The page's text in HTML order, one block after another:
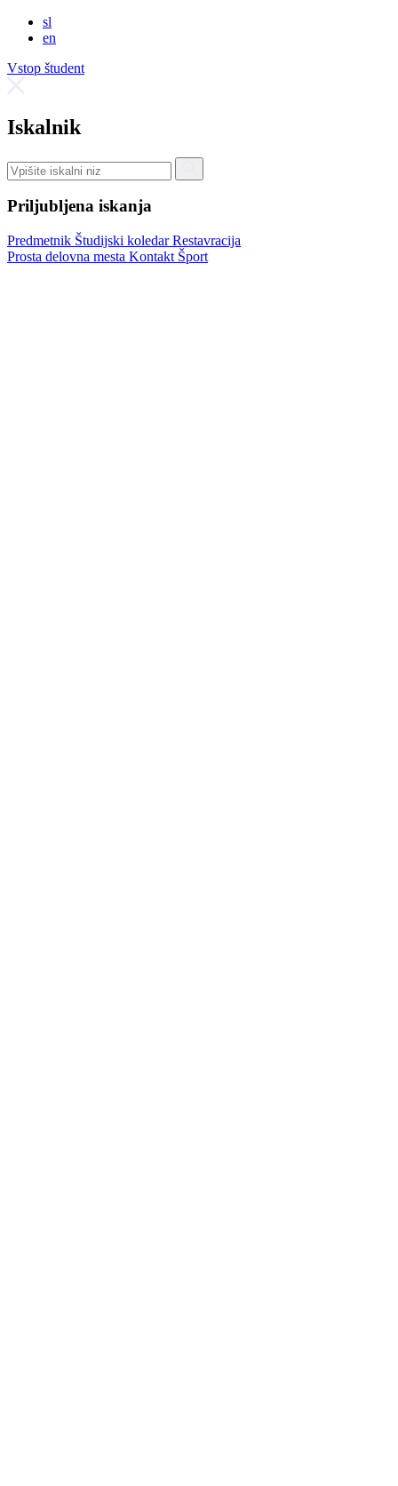
sl
en
Vstop študent
Iskalnik
Priljubljena iskanja
Predmetnik Študijski koledarRestavracija
Prosta delovna mesta Kontakt Šport